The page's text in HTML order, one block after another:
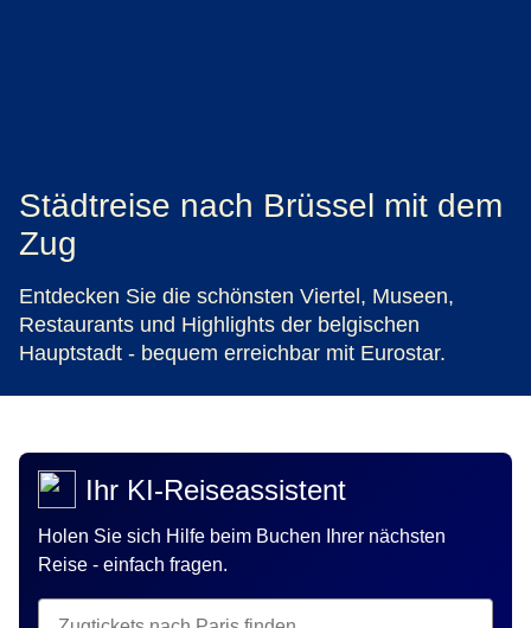
Städtreise nach Brüssel mit dem
Zug
Entdecken Sie die schönsten Viertel, Museen,
Restaurants und Highlights der belgischen
Hauptstadt - bequem erreichbar mit Eurostar.
Ihr KI-Reiseassistent
Holen Sie sich Hilfe beim Buchen Ihrer nächsten
Reise - einfach fragen.